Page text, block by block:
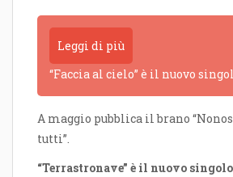
Leggi di più
“Faccia al cielo” è il nuovo
A maggio pubblica il brano
tutti”.
“Terrastronave” è il nuovo